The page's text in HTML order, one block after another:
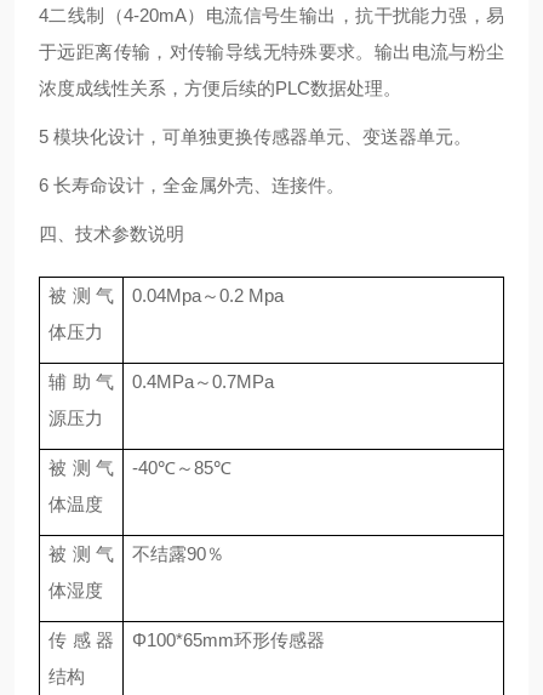
4二线制（4-20mA）电流信号生输出，抗干扰能力强，易
于远距离传输，对传输导线无特殊要求。输出电流与粉尘
浓度成线性关系，方便后续的PLC数据处理。
5 模块化设计，可单独更换传感器单元、变送器单元。
6 长寿命设计，全金属外壳、连接件。
四、技术参数说明
被测气
体压力
0.04Mpa～0.2 Mpa
辅助气
源压力
0.4MPa～0.7MPa
被测气
体温度
-40℃～85℃
被测气
体湿度
不结露90％
传感器
结构
Φ100*65mm环形传感器